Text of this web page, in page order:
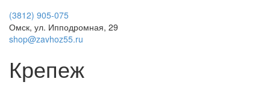
(3812) 905-075
Омск, ул. Ипподромная, 29
shop@zavhoz55.ru
Крепеж